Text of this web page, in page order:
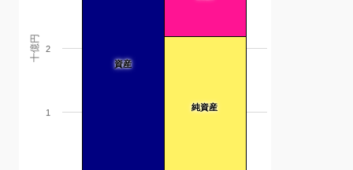
十億円
資産
純資産
1
2